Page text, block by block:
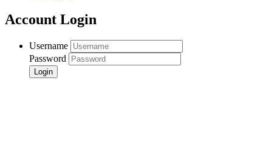
Account Login
Username
Password